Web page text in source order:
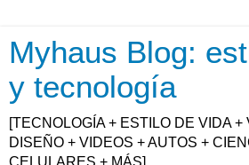
Myhaus Blog:
y tecnología
[TECNOLOGÍA + ESTILO DE VIDA
DISEÑO + VIDEOS + AUTOS +
CELULARES + MÁS]